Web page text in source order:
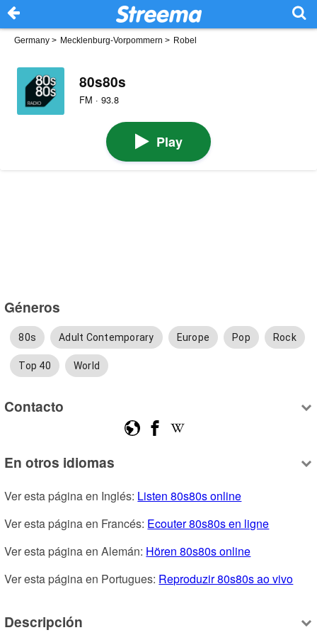
Germany > Mecklenburg-Vorpommern > Robel
80s80s
FM · 93.8
Play
Géneros
80s Adult Contemporary Europe Pop Rock
Top 40 World
Contacto
En otros idiomas
Ver esta página en Inglés: Listen 80s80s online
Ver esta página en Francés: Ecouter 80s80s en ligne
Ver esta página en Alemán: Hören 80s80s online
Ver esta página en Portugues: Reproduzir 80s80s ao vivo
Descripción